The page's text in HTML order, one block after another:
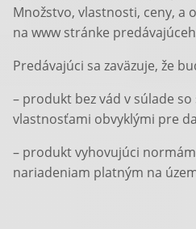
Množstvo, vlastnosti, ceny, a
na www stránke
Predávajúci sa zaväzuje, že
– produkt bez vád v súlade
vlastnosťami obvyklými pre
– produkt vyhovujúci
nariadeniam platným na